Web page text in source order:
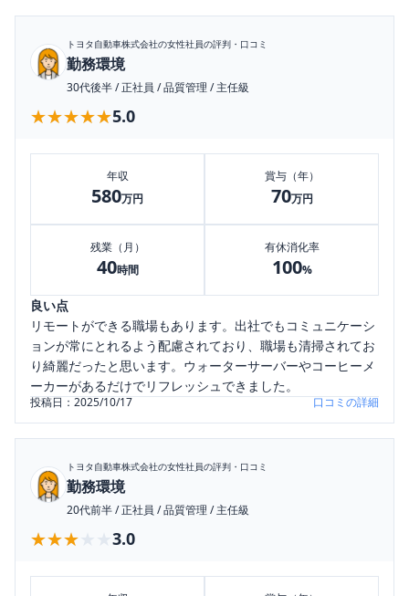
トヨタ自動車株式会社の女性社員の評判・口コミ
勤務環境
30代後半/正社員 /品質管理 /主任級
★★★★★
★★★★★5.0
年収
580万円
賞与（年）
70万円
残業（月）
40時間
有休消化率
100%
良い点
リモートができる職場もあります。出社でもコミュニケーシ
ョンが常にとれるよう配慮されており、職場も清掃されてお
り綺麗だったと思います。ウォーターサーバーやコーヒーメ
ーカーがあるだけでリフレッシュできました。
投稿日：2025/10/17 口コミの詳細
トヨタ自動車株式会社の女性社員の評判・口コミ
勤務環境
20代前半/正社員 /品質管理 /主任級
★★★★★
★★★★★ 3.0